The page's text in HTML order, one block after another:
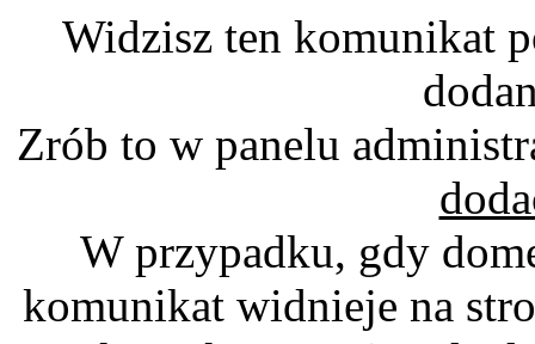
Widzisz ten komunikat
Zrób to w panelu
W przypadku, gdy
komunikat widnieje na